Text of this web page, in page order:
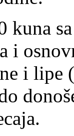
kuna
i
i lipe